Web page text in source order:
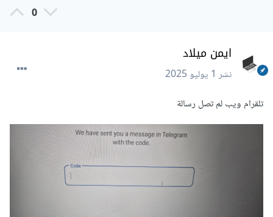
0
ايمن ميلاد
نشر1 يوليو 2025
تلقرام ويب لم تصل رسالة